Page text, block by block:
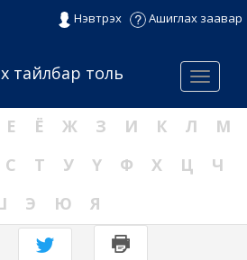
Нэвтрэх Ашиглах заавар
Menu
тайлбар толь
Е Ё Ж З И К Л
М
С Т У Ү Ф Х Ц
Ч
Э Ю Я